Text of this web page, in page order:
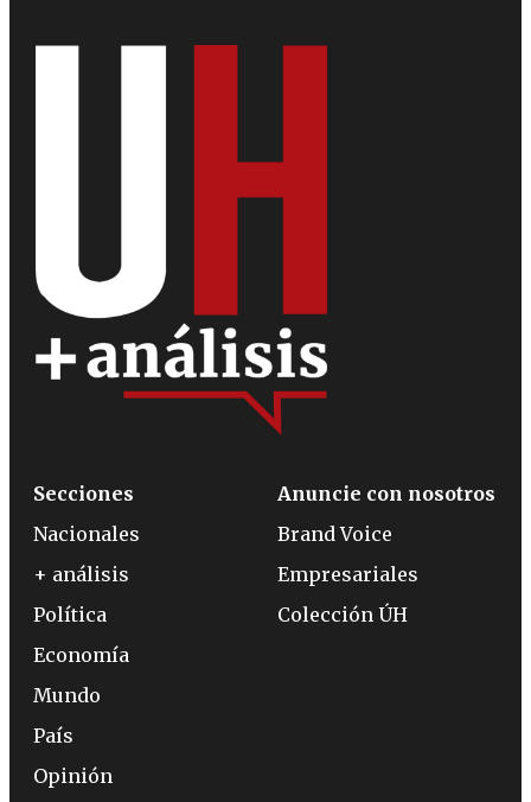
Secciones
Nacionales
+ análisis
Política
Economía
Mundo
País
Opinión
Anuncie con nosotros
Brand Voice
Empresariales
Colección ÚH